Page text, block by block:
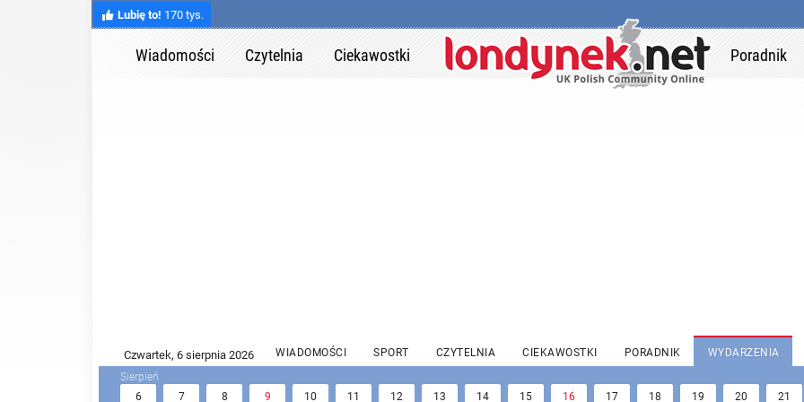
Lubię to! 170 tys.
Wiadomości Czytelnia Ciekawostki Poradnik
WIADOMOŚCI SPORT CZYTELNIA CIEKAWOSTKI PORADNIK WYDARZENIA
6 7 8 9 10 11 12 13 14 15 16 17 18 19 20 21